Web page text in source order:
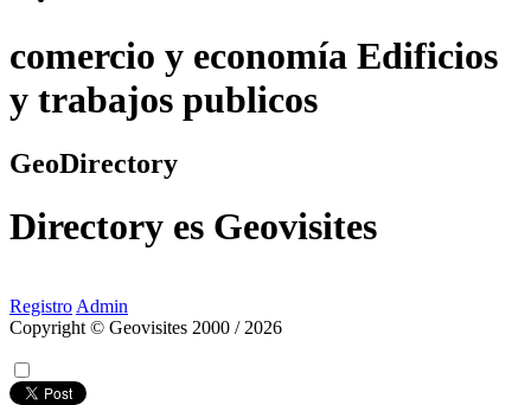
comercio y economía Edificios
y trabajos publicos
GeoDirectory
Directory es Geovisites
Registro Admin
Copyright © Geovisites 2000 / 2026